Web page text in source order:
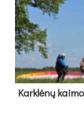
Kark­lė­nų